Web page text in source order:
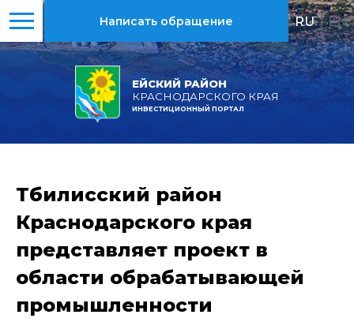
ЕЙСКИЙ РАЙОН
КРАСНОДАРСКОГО КРАЯ
ИНВЕСТИЦИОННЫЙ ПОРТАЛ
Написать обращение RU | EN
Тбилисский район
Краснодарского края
представляет проект в
области обрабатывающей
промышленности